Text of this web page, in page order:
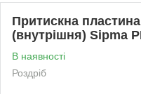
Притискна
(внутрішня) Sipma
В наявності
Роздріб